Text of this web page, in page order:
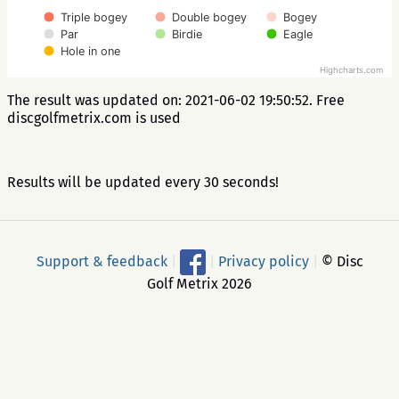
Triple bogey Double bogey
Bogey
Par
Birdie
Eagle
Hole in one
Highcharts.com
The result was updated on: 2021-06-02 19:50:52. Free
discgolfmetrix.com is used
Results will be updated every 30 seconds!
Support & feedback Privacy policy
© Disc
Golf Metrix 2026